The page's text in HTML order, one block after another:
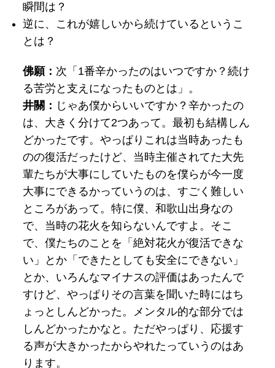
瞬間は？
逆に、これが嬉しいから続けているというこ
とは？
佛願： 次「1番辛かったのはいつですか？続け
る苦労と支えになったものとは」。
井關： じゃあ僕からいいですか？辛かったの
は、大きく分けて2つあって。最初も結構しん
どかったです。やっぱりこれは当時あったも
のの復活だったけど、当時主催されてた大先
輩たちが大事にしていたものを僕らが今一度
大事にできるかっていうのは、すごく難しい
ところがあって。特に僕、和歌山出身なの
で、当時の花火を知らないんですよ。そこ
で、僕たちのことを「絶対花火が復活できな
い」とか「できたとしても安全にできない」
とか、いろんなマイナスの評価はあったんで
すけど、やっぱりその言葉を聞いた時にはち
ょっとしんどかった。メンタル的な部分では
しんどかったかなと。ただやっぱり、応援す
る声が大きかったからやれたっていうのはあ
ります。